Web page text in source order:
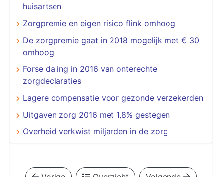
huisartsen
Zorgpremie en eigen risico flink omhoog
De zorgpremie gaat in 2018 mogelijk met € 30
omhoog
Forse daling in 2016 van onterechte
zorgdeclaraties
Lagere compensatie voor gezonde verzekerden
Uitgaven zorg 2016 met 1,8% gestegen
Overheid verkwist miljarden in de zorg